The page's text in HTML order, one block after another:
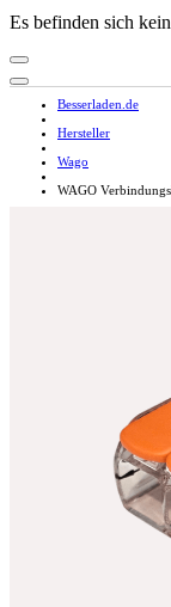
Es befinden sich
Besserladen.de
Hersteller
Wago
WAGO